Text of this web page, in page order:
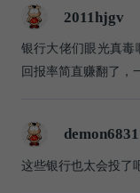
2011hjgv
银行大佬们眼光真毒
回报率简直赚翻了，
demon6831
这些银行也太会投了